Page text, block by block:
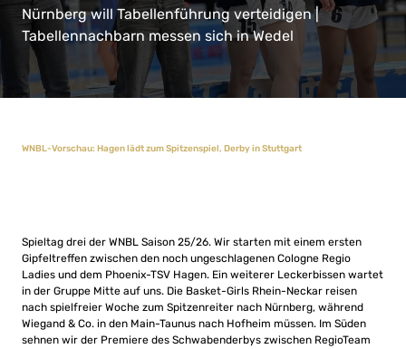
Nürnberg will Tabellenführung verteidigen |
Tabellennachbarn messen sich in Wedel
WNBL-Vorschau: Hagen lädt zum Spitzenspiel, Derby in Stuttgart
Spieltag drei der WNBL Saison 25/26. Wir starten mit einem ersten
Gipfeltreffen zwischen den noch ungeschlagenen Cologne Regio
Ladies und dem Phoenix-TSV Hagen. Ein weiterer Leckerbissen wartet
in der Gruppe Mitte auf uns. Die Basket-Girls Rhein-Neckar reisen
nach spielfreier Woche zum Spitzenreiter nach Nürnberg, während
Wiegand & Co. in den Main-Taunus nach Hofheim müssen. Im Süden
sehnen wir der Premiere des Schwabenderbys zwischen RegioTeam